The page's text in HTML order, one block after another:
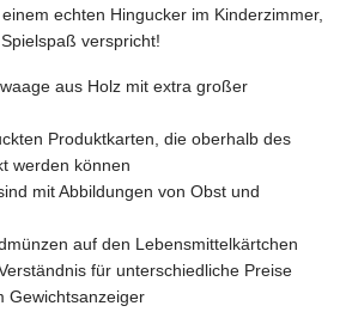
echten Hingucker im Kinderzimmer,
verspricht!
aus Holz mit extra großer
Produktkarten, die oberhalb des
werden können
mit Abbildungen von Obst und
auf den Lebensmittelkärtchen
für unterschiedliche Preise
Gewichtsanzeiger